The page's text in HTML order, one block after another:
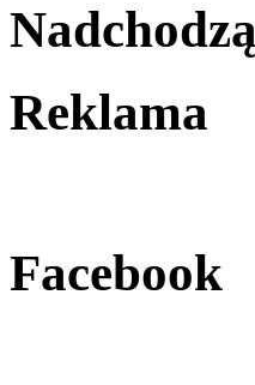
Reklama
Facebook